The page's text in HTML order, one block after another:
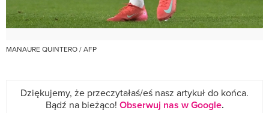
MANAURE QUINTERO / AFP
Dziękujemy, że przeczytałaś/eś nasz artykuł do końca.
Bądź na bieżąco! Obserwuj nas w Google.